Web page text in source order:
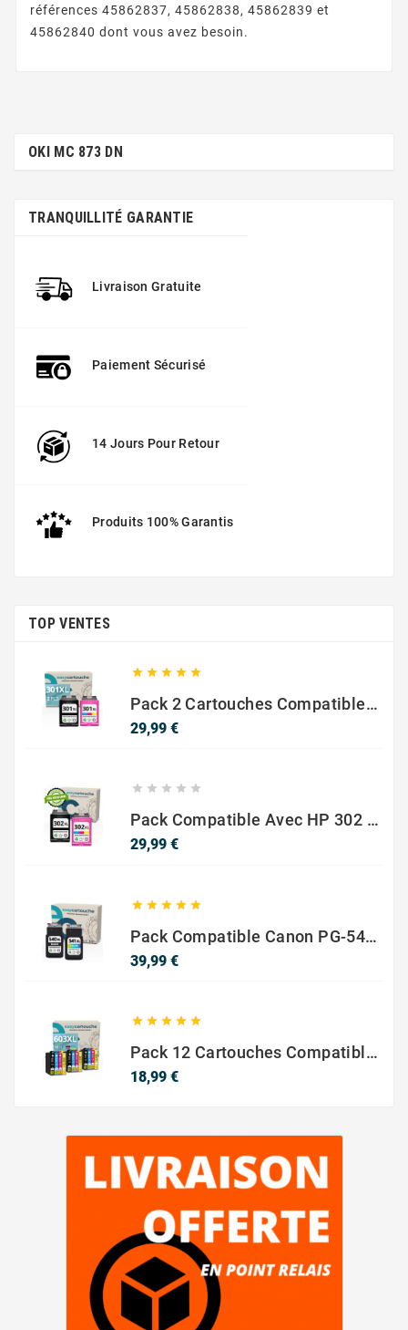
références 45862837, 45862838, 45862839 et
45862840 dont vous avez besoin.
OKI MC 873 DN
TRANQUILLITÉ GARANTIE
Livraison Gratuite
Paiement Sécurisé
14 Jours Pour Retour
Produits 100% Garantis
TOP VENTES
    
Pack 2 Cartouches Compatible Avec HP 301 XL Noir Et Couleur
29,99 €Prix
    
Pack Compatible Avec HP 302 XL Noir Et Couleur - SANS NIVEAU ENCRE
29,99 €Prix
    
Pack Compatible Canon PG-540 XL / CL-541 XL – Noir & Couleur – Haute Capacité
39,99 €Prix
    
Pack 12 Cartouches Compatible EPSON 603XL
18,99 €Prix